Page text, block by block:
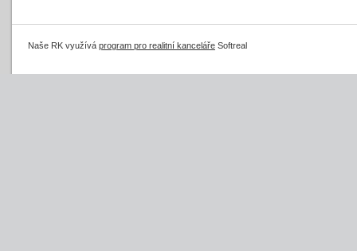
Naše RK využívá program pro realitní kanceláře Softreal